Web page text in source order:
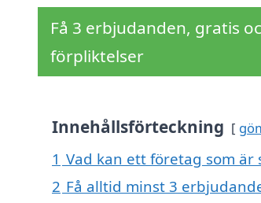
Få 3 erbjudanden, gratis
förpliktelser
Innehållsförteckning
1 Vad kan ett företag som
2 Få alltid minst 3